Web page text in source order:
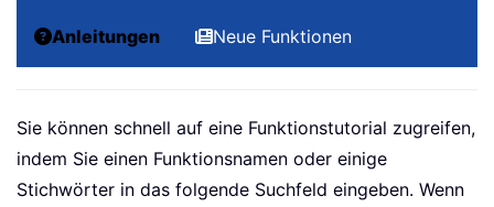
Anleitungen Neue Funktionen
Sie können schnell auf eine Funktionstutorial zugreifen,
indem Sie einen Funktionsnamen oder einige
Stichwörter in das folgende Suchfeld eingeben. Wenn